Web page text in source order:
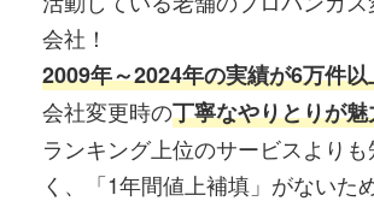
会社！
2009年～2024年の実績が6万件以
会社変更時の丁寧なやりとりが魅
ランキング上位のサービスより
く、「1年間値上補填」がないた